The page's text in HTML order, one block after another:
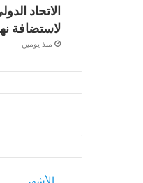
الاتحاد
لاستضافة
منذ يومين
الأشهر